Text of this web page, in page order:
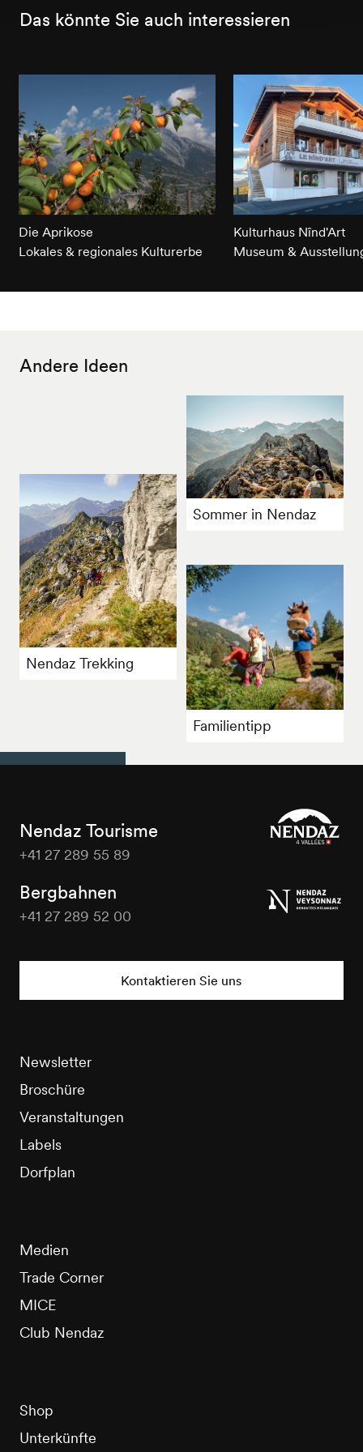
Das könnte Sie auch interessieren
Die Aprikose
Lokales & regionales Kulturerbe
Kulturhaus Nînd'Art
Museum &
Andere Ideen
Sommer in Nendaz
Nendaz Trekking
Familientipp
Nendaz Tourisme
+41 27 289 55 89
Bergbahnen
+41 27 289 52 00
Kontaktieren Sie uns
Newsletter
Broschüre
Veranstaltungen
Labels
Dorfplan
Medien
Trade Corner
MICE
Club Nendaz
Shop
Unterkünfte